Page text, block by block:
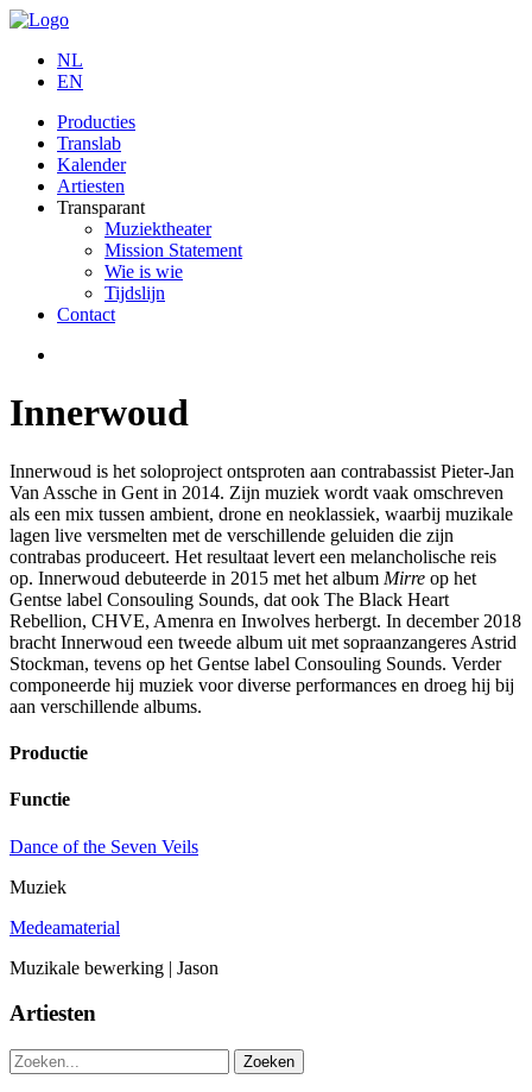
NL
EN
Producties
Translab
Kalender
Artiesten
Transparant
Muziektheater
Mission Statement
Wie is wie
Tijdslijn
Contact
Innerwoud
Innerwoud is het soloproject ontsproten aan contrabassist Pieter-Jan
Van Assche in Gent in 2014. Zijn muziek wordt vaak omschreven
als een mix tussen ambient, drone en neoklassiek, waarbij muzikale
lagen live versmelten met de verschillende geluiden die zijn
contrabas produceert. Het resultaat levert een melancholische reis
op. Innerwoud debuteerde in 2015 met het album Mirre op het
Gentse label Consouling Sounds, dat ook The Black Heart
Rebellion, CHVE, Amenra en Inwolves herbergt. In december 2018
bracht Innerwoud een tweede album uit met sopraanzangeres Astrid
Stockman, tevens op het Gentse label Consouling Sounds. Verder
componeerde hij muziek voor diverse performances en droeg hij bij
aan verschillende albums.
Productie
Functie
Dance of the Seven Veils
Muziek
Medeamaterial
Muzikale bewerking | Jason
Artiesten